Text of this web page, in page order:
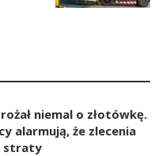
niemal o złotówkę.
alarmują, że zlecenia
straty